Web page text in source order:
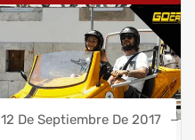
12 De Septiembre De 2017